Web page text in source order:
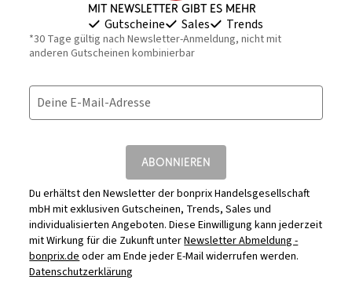
Mit Newsletter gibt es mehr
Gutscheine Sales Trends
*30 Tage gültig nach Newsletter-Anmeldung, nicht mit
anderen Gutscheinen kombinierbar
Deine E-Mail-Adresse
ABONNIEREN
Du erhältst den Newsletter der bonprix Handelsgesellschaft
mbH mit exklusiven Gutscheinen, Trends, Sales und
individualisierten Angeboten. Diese Einwilligung kann jederzeit
mit Wirkung für die Zukunft unterNewsletter Abmeldung -
bonprix.deoder am Ende jeder E-Mail widerrufen werden.
Datenschutzerklärung